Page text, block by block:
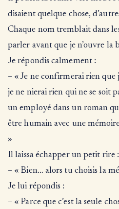
disaient quelque chose,
Chaque nom tremblait dans
parler avant que je n’ouvre la
Je répondis calmement :
– « Je ne confirmerai rien que
je ne nierai rien qui ne se soit
un employé dans un roman
être humain avec une
»
Il laissa échapper un petit rire :
– « Bien… alors tu choisis la
Je lui répondis :
– « Parce que c’est la seule